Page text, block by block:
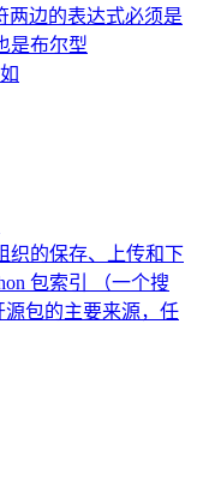
两边的表达式必须是
是布尔型
织的保存、上传和下
包索引 （一个搜
源包的主要来源，任